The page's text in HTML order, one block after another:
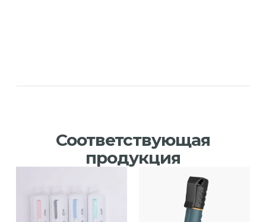
Соответствующая
продукция